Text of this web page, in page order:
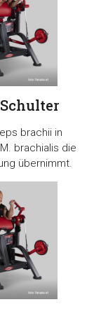
brachii in
brachialis die
übernimmt.